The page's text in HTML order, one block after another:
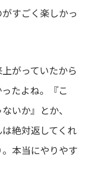
すごく楽しかっ
がっていたから
たよね。『こ
いか』とか、
絶対返してくれ
本当にやりやす